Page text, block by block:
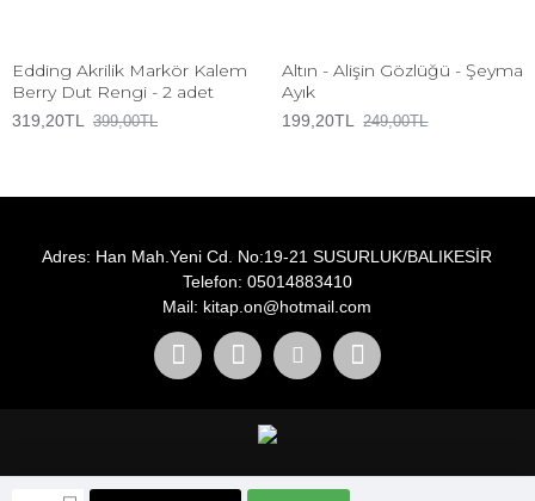
Edding Akrilik Markör Kalem
Berry Dut Rengi - 2 adet
319,20TL 399,00TL
Altın - Alişin Gözlüğü - Şeyma
Ayık
199,20TL 249,00TL
Adres: Han Mah.Yeni Cd. No:19-21 SUSURLUK/BALIKESİR
Telefon: 05014883410
Mail: kitap.on@hotmail.com